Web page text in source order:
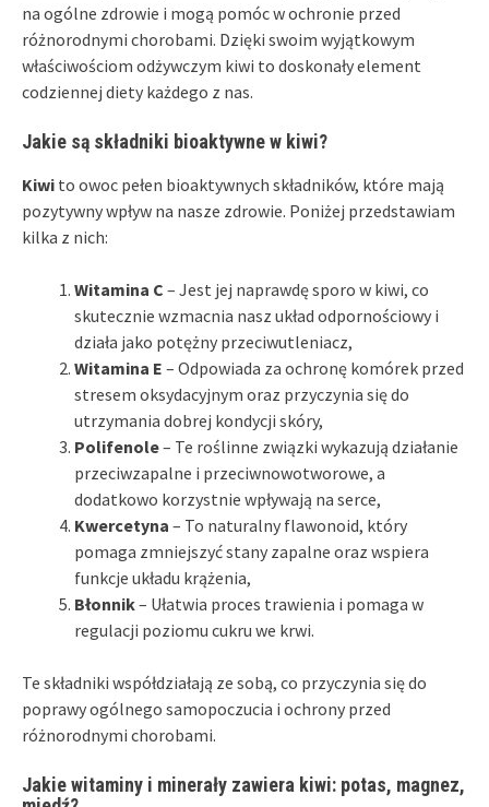
na ogólne zdrowie i mogą pomóc w ochronie przed
różnorodnymi chorobami. Dzięki swoim wyjątkowym
właściwościom odżywczym kiwi to doskonały element
codziennej diety każdego z nas.
Jakie są składniki bioaktywne w kiwi?
Kiwi to owoc pełen bioaktywnych składników, które mają
pozytywny wpływ na nasze zdrowie. Poniżej przedstawiam
kilka z nich:
Witamina C – Jest jej naprawdę sporo w kiwi, co
skutecznie wzmacnia nasz układ odpornościowy i
działa jako potężny przeciwutleniacz,
Witamina E – Odpowiada za ochronę komórek przed
stresem oksydacyjnym oraz przyczynia się do
utrzymania dobrej kondycji skóry,
Polifenole– Te roślinne związki wykazują działanie
przeciwzapalne i przeciwnowotworowe, a
dodatkowo korzystnie wpływają na serce,
Kwercetyna – To naturalny flawonoid, który
pomaga zmniejszyć stany zapalne oraz wspiera
funkcje układu krążenia,
Błonnik– Ułatwia proces trawienia i pomaga w
regulacji poziomu cukru we krwi.
Te składniki współdziałają ze sobą, co przyczynia się do
poprawy ogólnego samopoczucia i ochrony przed
różnorodnymi chorobami.
Jakie witaminy i minerały zawiera kiwi: potas, magnez,